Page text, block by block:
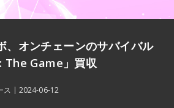
、オンチェーンのサバイバル
The Game」買収
ス 2024-06-12